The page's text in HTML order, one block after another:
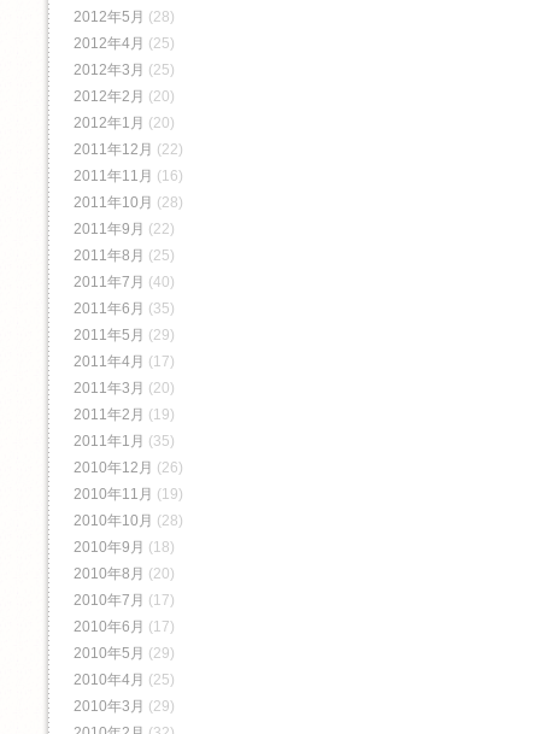
2012年5月 (28)
2012年4月 (25)
2012年3月 (25)
2012年2月 (20)
2012年1月 (20)
2011年12月 (22)
2011年11月 (16)
2011年10月 (28)
2011年9月 (22)
2011年8月 (25)
2011年7月 (40)
2011年6月 (35)
2011年5月 (29)
2011年4月 (17)
2011年3月 (20)
2011年2月 (19)
2011年1月 (35)
2010年12月 (26)
2010年11月 (19)
2010年10月 (28)
2010年9月 (18)
2010年8月 (20)
2010年7月 (17)
2010年6月 (17)
2010年5月 (29)
2010年4月 (25)
2010年3月 (29)